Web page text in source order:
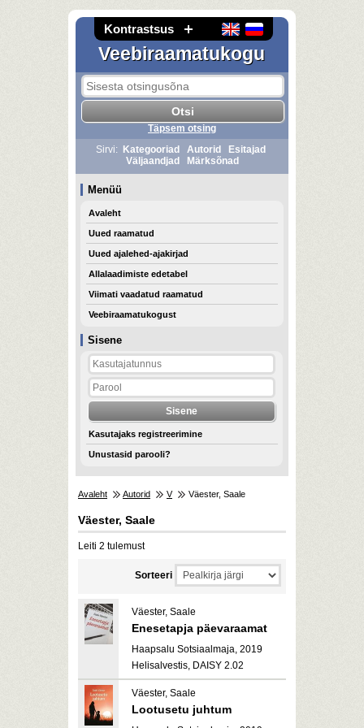
Kontrastsus
Veebiraamatukogu
Sisene
Kasutajaks registreerimine
Unustasid parooli?
Täpsem otsing
Sirvi:
Kategooriad Autorid
Esitajad
Väljaandjad
Märksõnad
Menüü
Avaleht
Uued raamatud
Uued ajalehed-ajakirjad
Allalaadimiste edetabel
Viimati vaadatud raamatud
Veebiraamatukogust
Avaleht Autorid V Väester, Saale
Väester, Saale
Leiti 2 tulemust
Sorteeri
Väester, Saale
Enesetapja päevaraamat
Haapsalu Sotsiaalmaja, 2019
Helisalvestis, DAISY 2.02
Väester, Saale
Lootusetu juhtum